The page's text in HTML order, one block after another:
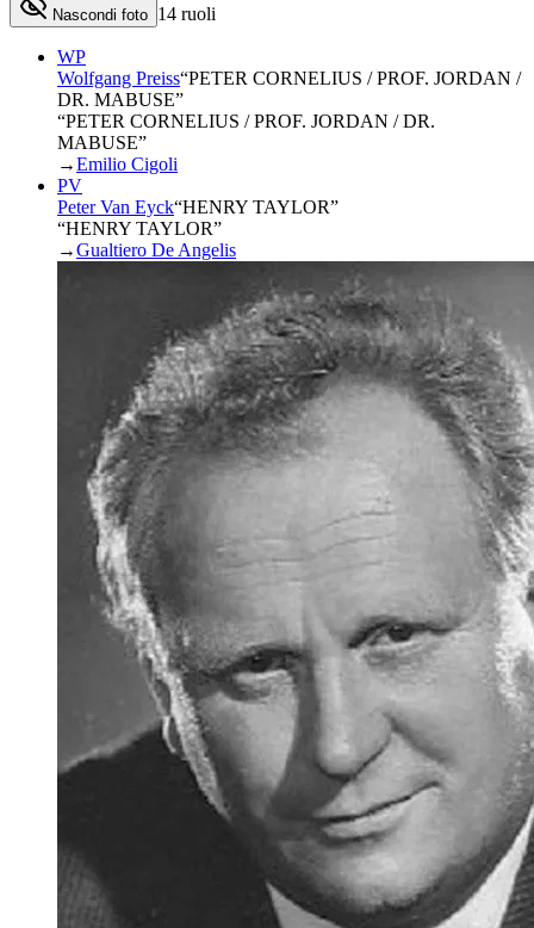
Nascondi foto 14 ruoli
WP
Wolfgang Preiss“PETER CORNELIUS / PROF. JORDAN /
DR. MABUSE”
“PETER CORNELIUS / PROF. JORDAN / DR.
MABUSE”
→Emilio Cigoli
PV
Peter Van Eyck“HENRY TAYLOR”
“HENRY TAYLOR”
→Gualtiero De Angelis